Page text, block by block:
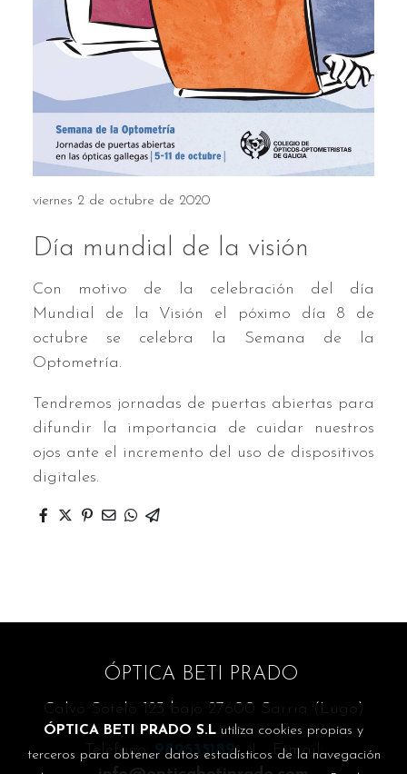
viernes 2 de octubre de 2020
Día mundial de la visión
Con motivo de la celebración del día
Mundial de la Visión el póximo día 8 de
octubre se celebra la Semana de la
Optometría.
Tendremos jornadas de puertas abiertas para
difundir la importancia de cuidar nuestros
ojos ante el incremento del uso de dispositivos
digitales.
ÓPTICA BETI PRADO
Calvo Sotelo 123 bajo 27600 Sarria (Lugo)
Teléfono:982535189| E-mail:
ÓPTICA BETI PRADO S.L utiliza cookies propias y
terceros para obtener datos estadísticos de la navegación